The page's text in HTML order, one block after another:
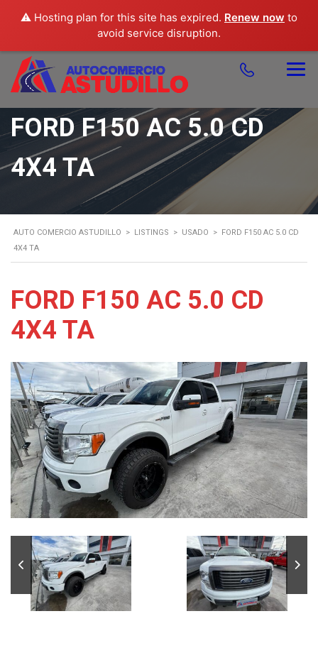
⚠️ Hosting plan for this site has expired. Renew now to
avoid service disruption.
FORD F150 AC 5.0 CD
4X4 TA
AUTO COMERCIO ASTUDILLO > LISTINGS > USADO > FORD F150 AC 5.0 CD
4X4 TA
FORD F150 AC 5.0 CD
4X4 TA